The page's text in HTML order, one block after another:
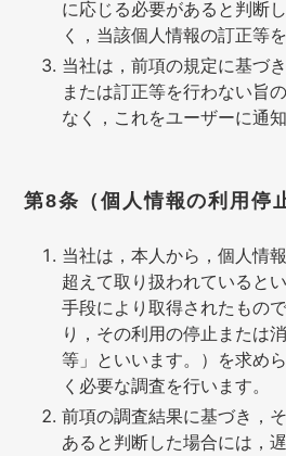
に応じる必要があると判断
く，当該個人情報の訂正等
当社は，前項の規定に基づ
または訂正等を行わない旨
なく，これをユーザーに通知
第8条（個人情報の利用停
当社は，本人から，個人情
超えて取り扱われていると
手段により取得されたもの
り，その利用の停止または
等」といいます。）を求め
く必要な調査を行います。
前項の調査結果に基づき，
あると判断した場合には，